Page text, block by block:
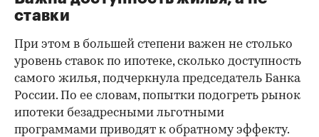
00:00 / 00:00
ставки
При этом в большей степени важен не столько
уровень ставок по ипотеке, сколько доступность
самого жилья, подчеркнула председатель Банка
России. По ее словам, попытки подогреть рынок
ипотеки безадресными льготными
программами приводят к обратному эффекту.